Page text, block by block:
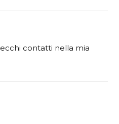
contatti nella mia